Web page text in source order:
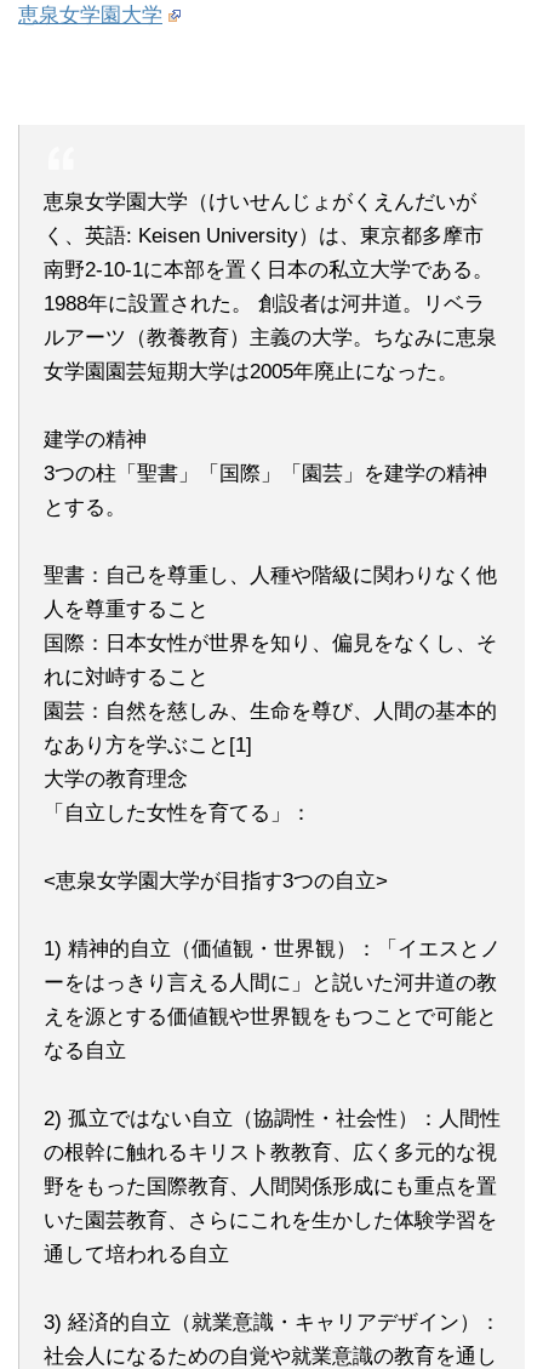
恵泉女学園大学
恵泉女学園大学（けいせんじょがくえんだいが
く、英語: Keisen University）は、東京都多摩市
南野2-10-1に本部を置く日本の私立大学である。
1988年に設置された。 創設者は河井道。リベラ
ルアーツ（教養教育）主義の大学。ちなみに恵泉
女学園園芸短期大学は2005年廃止になった。
建学の精神
3つの柱「聖書」「国際」「園芸」を建学の精神
とする。
聖書：自己を尊重し、人種や階級に関わりなく他
人を尊重すること
国際：日本女性が世界を知り、偏見をなくし、そ
れに対峙すること
園芸：自然を慈しみ、生命を尊び、人間の基本的
なあり方を学ぶこと[1]
大学の教育理念
「自立した女性を育てる」：
<恵泉女学園大学が目指す3つの自立>
1) 精神的自立（価値観・世界観）：「イエスとノ
ーをはっきり言える人間に」と説いた河井道の教
えを源とする価値観や世界観をもつことで可能と
なる自立
2) 孤立ではない自立（協調性・社会性）：人間性
の根幹に触れるキリスト教教育、広く多元的な視
野をもった国際教育、人間関係形成にも重点を置
いた園芸教育、さらにこれを生かした体験学習を
通して培われる自立
3) 経済的自立（就業意識・キャリアデザイン）：
社会人になるための自覚や就業意識の教育を通し